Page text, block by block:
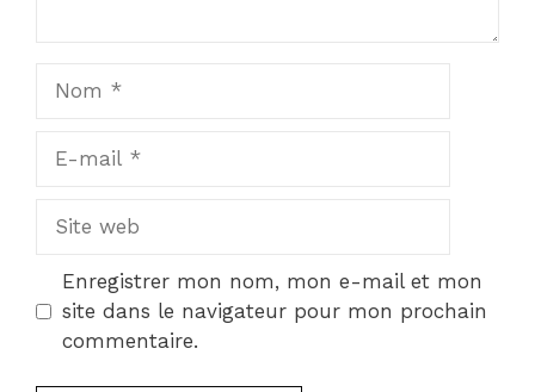
mail
web
Enregistrer mon nom, mon e-mail et mon
site dans le navigateur pour mon prochain
commentaire.